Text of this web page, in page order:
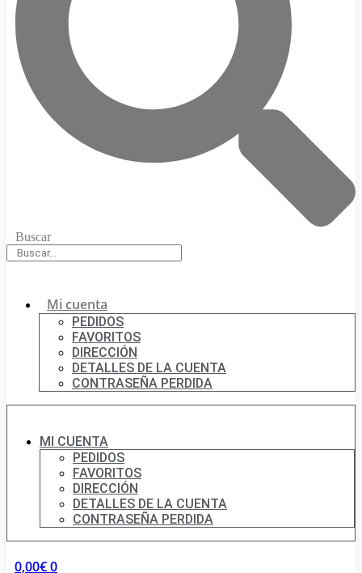
Buscar
Mi cuenta
PEDIDOS
FAVORITOS
DIRECCIÓN
DETALLES DE LA CUENTA
CONTRASEÑA PERDIDA
MI CUENTA
PEDIDOS
FAVORITOS
DIRECCIÓN
DETALLES DE LA CUENTA
CONTRASEÑA PERDIDA
0,00€0